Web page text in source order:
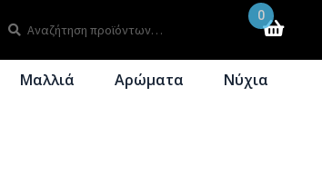
για:
0
Μαλλιά Αρώματα Νύχια